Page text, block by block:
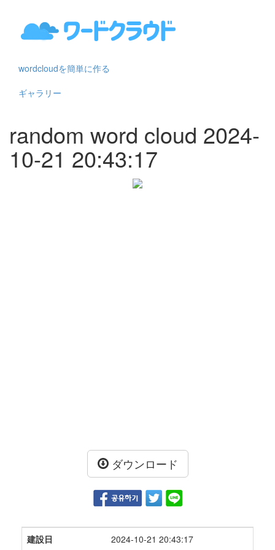
wordcloudを簡単に作る
ギャラリー
random word cloud 2024-
10-21 20:43:17
ダウンロード
建設日 2024-10-21 20:43:17